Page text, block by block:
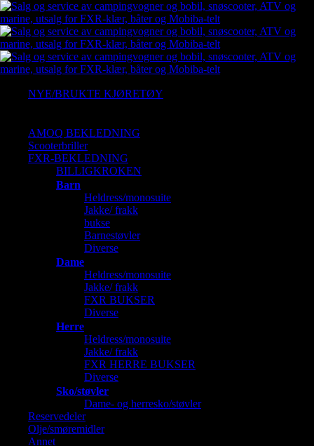
NYE/BRUKTE KJØRETØY
AMOQ BEKLEDNING
Scooterbriller
FXR-BEKLEDNING
BILLIGKROKEN
Barn
Heldress/monosuite
Jakke/ frakk
bukse
Barnestøvler
Diverse
Dame
Heldress/monosuite
Jakke/ frakk
FXR BUKSER
Diverse
Herre
Heldress/monosuite
Jakke/ frakk
FXR HERRE BUKSER
Diverse
Sko/støvler
Dame- og herresko/støvler
Reservedeler
Olje/smøremidler
Annet